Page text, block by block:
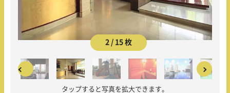
2 / 15 枚
タップすると写真を拡大できます。